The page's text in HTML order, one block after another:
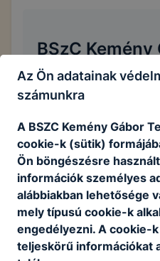
BSzC Kemény
Technikum -
Az Ön adatainak
számunkra
A BSZC Kemény Gábor
cookie-k (sütik)
Ön böngészésre
információk személyes
alábbiakban lehetősége
mely típusú cookie-k
engedélyezni. A cookie-
teljeskörű információkat